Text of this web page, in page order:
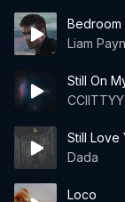
Bedroom
Liam
Still On
CCIITTYY
Still Love
Dada
Loco